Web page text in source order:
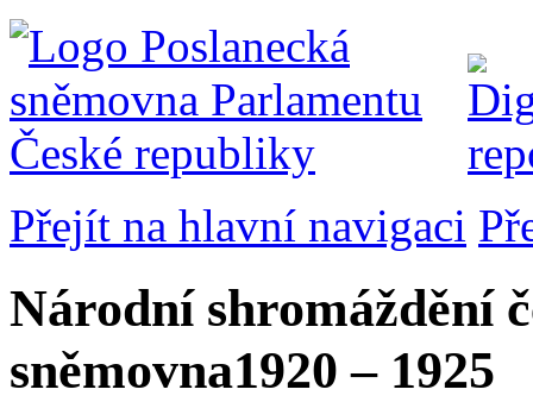
Přejít na hlavní navigaci
Národní shromáždění
sněmovna1920 – 1925